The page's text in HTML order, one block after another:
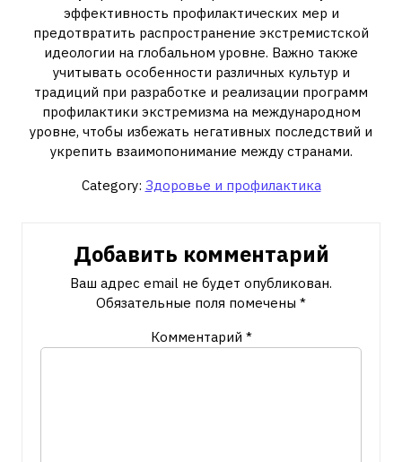
эффективность профилактических мер и
предотвратить распространение экстремистской
идеологии на глобальном уровне. Важно также
учитывать особенности различных культур и
традиций при разработке и реализации программ
профилактики экстремизма на международном
уровне, чтобы избежать негативных последствий и
укрепить взаимопонимание между странами.
Category: Здоровье и профилактика
Добавить комментарий
Ваш адрес email не будет опубликован.
Обязательные поля помечены *
Комментарий *